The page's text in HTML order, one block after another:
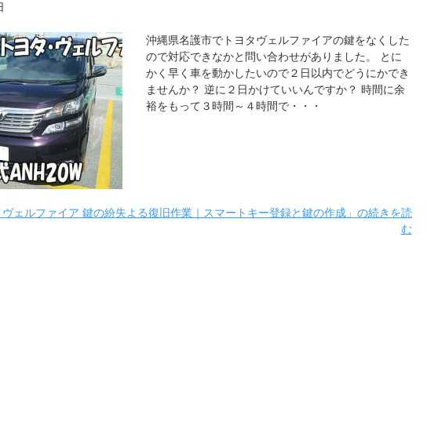
沖縄県名護市でトヨタヴェルファイアの鍵をなくした
ので対応できなかと問い合わせがありました。 とに
かく早く車を動かしたいので２日以内でどうにかでき
ませんか？ 逆に２日かけていいんですか？ 時間に余
裕をもって３時間～４時間で・・・
ヴェルファイア 鍵の紛失よる復旧作業｜スマートキー登録と鍵の作成」の続きを読
む